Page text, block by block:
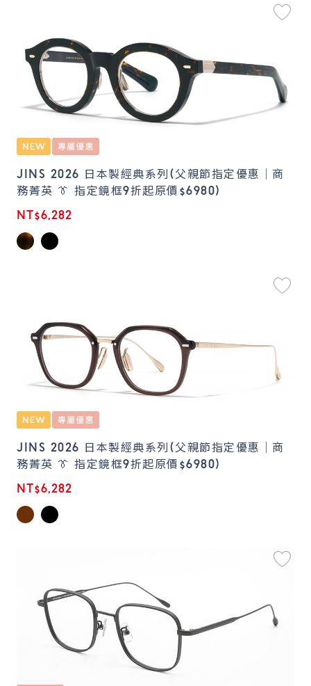
JINS 2026 日本製經典系列(父親節指定優惠｜商
務菁英 👔 指定鏡框9折起原價$6980)
NT$6,282
JINS 2026 日本製經典系列(父親節指定優惠｜商
務菁英 👔 指定鏡框9折起原價$6980)
NT$6,282